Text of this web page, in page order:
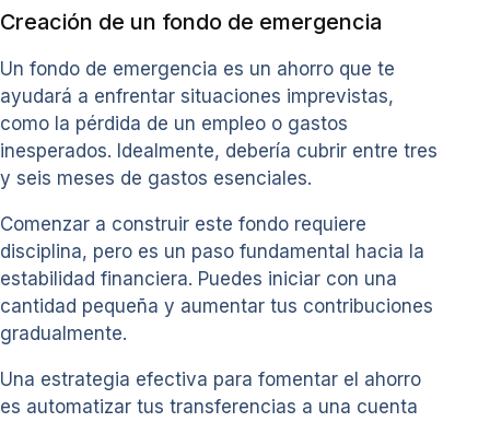
Creación de un fondo de emergencia
Un fondo de emergencia es un ahorro que te
ayudará a enfrentar situaciones imprevistas,
como la pérdida de un empleo o gastos
inesperados. Idealmente, debería cubrir entre tres
y seis meses de gastos esenciales.
Comenzar a construir este fondo requiere
disciplina, pero es un paso fundamental hacia la
estabilidad financiera. Puedes iniciar con una
cantidad pequeña y aumentar tus contribuciones
gradualmente.
Una estrategia efectiva para fomentar el ahorro
es automatizar tus transferencias a una cuenta